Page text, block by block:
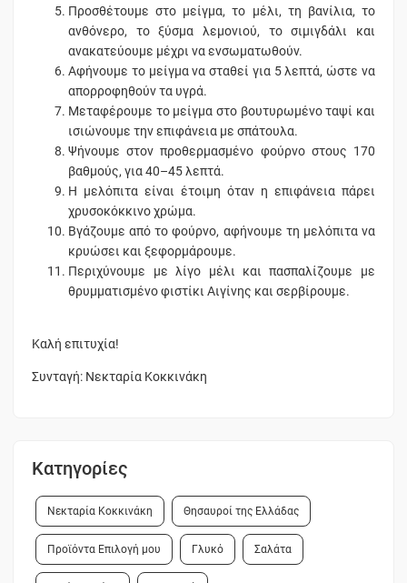
Προσθέτουμε στο μείγμα, το μέλι, τη βανίλια, το
ανθόνερο, το ξύσμα λεμονιού, το σιμιγδάλι και
ανακατεύουμε μέχρι να ενσωματωθούν.
Αφήνουμε το μείγμα να σταθεί για 5 λεπτά, ώστε να
απορροφηθούν τα υγρά.
Μεταφέρουμε το μείγμα στο βουτυρωμένο ταψί και
ισιώνουμε την επιφάνεια με σπάτουλα.
Ψήνουμε στον προθερμασμένο φούρνο στους 170
βαθμούς, για 40–45 λεπτά.
Η μελόπιτα είναι έτοιμη όταν η επιφάνεια πάρει
χρυσοκόκκινο χρώμα.
Βγάζουμε από το φούρνο, αφήνουμε τη μελόπιτα να
κρυώσει και ξεφορμάρουμε.
Περιχύνουμε με λίγο μέλι και πασπαλίζουμε με
θρυμματισμένο φιστίκι Αιγίνης και σερβίρουμε.
Καλή επιτυχία!
Συνταγή: Νεκταρία Κοκκινάκη
Κατηγορίες
Νεκταρία Κοκκινάκη Θησαυροί της Ελλάδας
Προϊόντα Επιλογή μου Γλυκό Σαλάτα